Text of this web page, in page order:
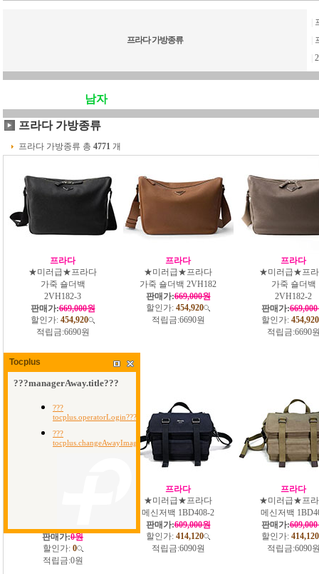
프라다 가방종류
남자
프라다 가방종류
프라다 가방종류 총 4771 개
프라다
★미러급★프라다
가죽 숄더백
2VH182-3
판매가:669,000원
할인가: 454,920
적립금:6690원
프라다
★미러급★프라다
가죽 숄더백 2VH182
판매가:669,000원
할인가: 454,920
적립금:6690원
프라다
★미러급★프
가죽 숄더백
2VH182-2
판매가:
할인가: 454,920
적립금:6690
판매가:0원
할인가: 0
적립금:0원
프라다
★미러급★프라다
메신저백 1BD408-2
판매가:609,000원
할인가: 414,120
적립금:6090원
프라다
★미러급★프
메신저백
판매가:
할인가: 414,120
적립금:6090
Tocplus